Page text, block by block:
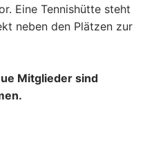
Eine Tennishütte steht
neben den Plätzen zur
Mitglieder sind